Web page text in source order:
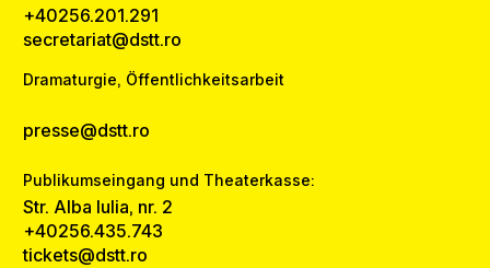
+40256.201.291
secretariat@dstt.ro
Dramaturgie, Öffentlichkeitsarbeit
presse@dstt.ro
Publikumseingang und Theaterkasse:
Str. Alba Iulia, nr. 2
+40256.435.743
tickets@dstt.ro